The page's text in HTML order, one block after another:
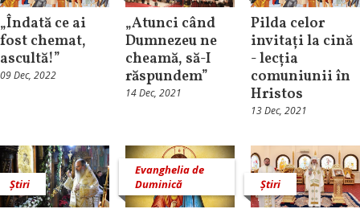
„Îndată ce ai
fost chemat,
ascultă!”
09 Dec, 2022
„Atunci când
Dumnezeu ne
cheamă, să-I
răspundem”
14 Dec, 2021
Pilda celor
invitați la cină
- lecția
comuniunii în
Hristos
13 Dec, 2021
Știri
Evanghelia de
Duminică
Știri